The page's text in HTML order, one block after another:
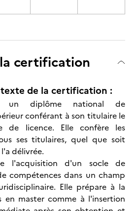
certification
de la certification :
un diplôme national de
conférant à son titulaire le
de licence. Elle confère les
ses titulaires, quel que soit
délivrée.
l'acquisition d'un socle de
compétences dans un champ
Elle prépare à la
en master comme à l'insertion